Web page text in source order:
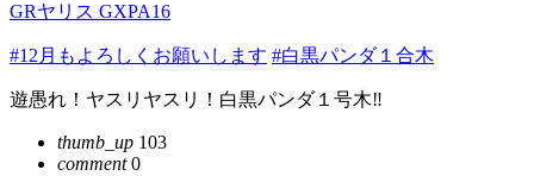
GRヤリス GXPA16
#12月もよろしくお願いします #白黒パンダ１合木
遊愚れ！ヤスリヤスリ！白黒パンダ１号木‼️
thumb_up 103
comment0